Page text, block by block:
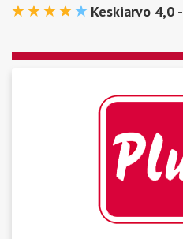
Keskiarvo 4,0 -